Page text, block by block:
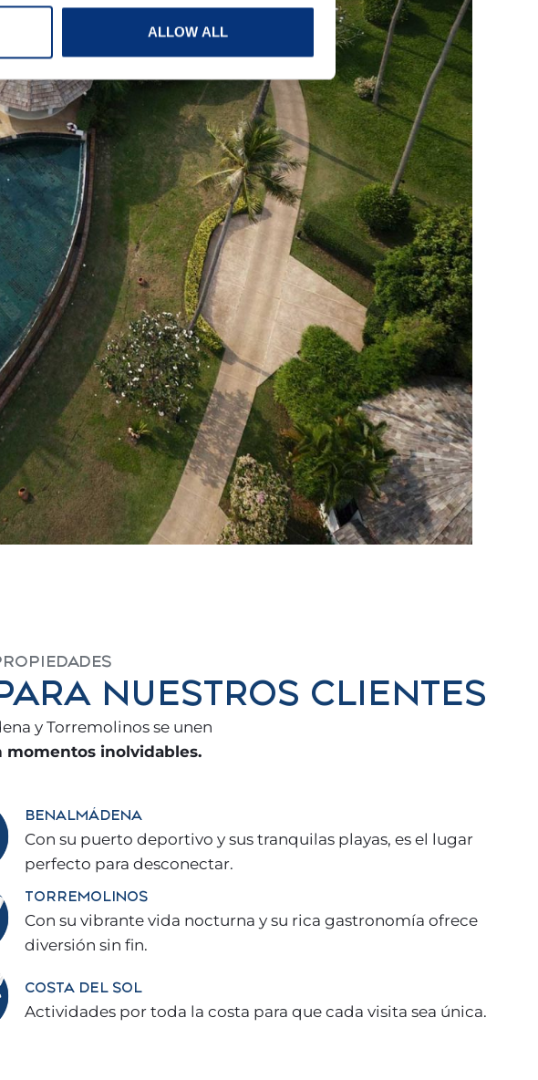
ALLOW ALL
NUESTROS CLIENTES
y Torremolinos se unen
momentos inolvidables.
BENALMÁDENA
Con su puerto deportivo y sus tranquilas playas, es el lugar
perfecto para desconectar.
TORREMOLINOS
Con su vibrante vida nocturna y su rica gastronomía ofrece
diversión sin fin.
COSTA DEL SOL
Actividades por toda la costa para que cada visita sea única.